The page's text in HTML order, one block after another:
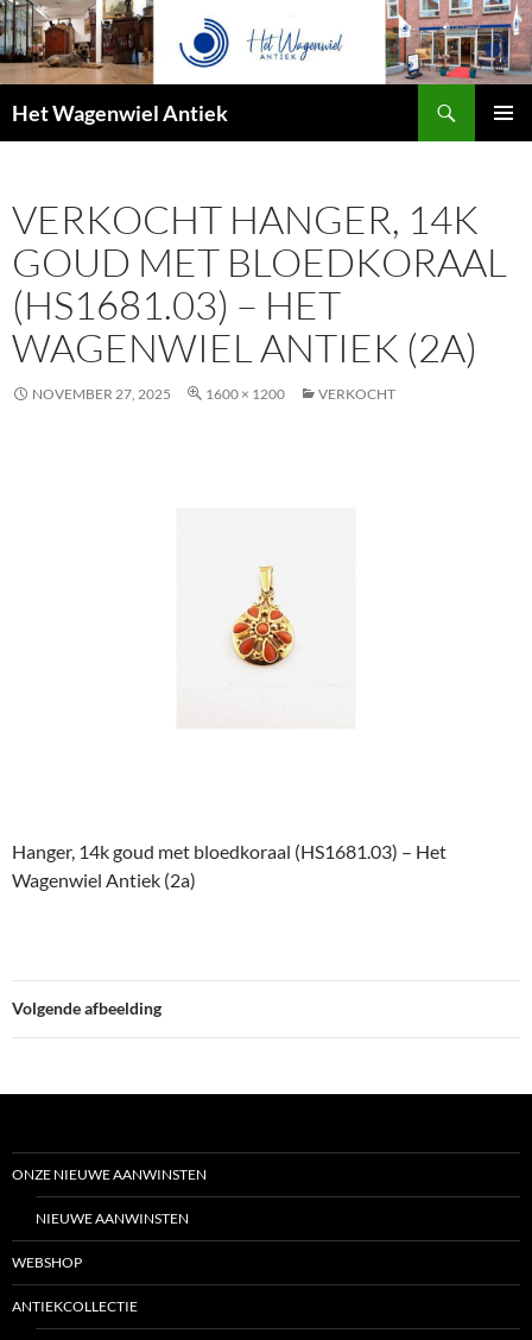
Het Wagenwiel Antiek
VERKOCHT HANGER, 14K
GOUD MET BLOEDKORAAL
(HS1681.03) – HET
WAGENWIEL ANTIEK (2A)
NOVEMBER 27, 2025 1600 × 1200 VERKOCHT
Hanger, 14k goud met bloedkoraal (HS1681.03) – Het
Wagenwiel Antiek (2a)
Volgende afbeelding
ONZE NIEUWE AANWINSTEN
NIEUWE AANWINSTEN
WEBSHOP
ANTIEKCOLLECTIE